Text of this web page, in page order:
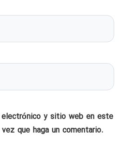
electrónico y sitio web en este
que haga un comentario.